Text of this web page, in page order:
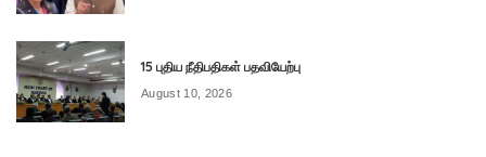
15 புதிய நீதிபதிகள் பதவியேற்பு
August 10, 2026